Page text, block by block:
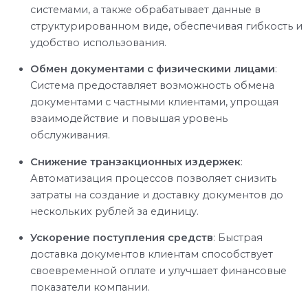
системами, а также обрабатывает данные в
структурированном виде, обеспечивая гибкость и
удобство использования.
Обмен документами с физическими лицами:
Система предоставляет возможность обмена
документами с частными клиентами, упрощая
взаимодействие и повышая уровень
обслуживания.
Снижение транзакционных издержек:
Автоматизация процессов позволяет снизить
затраты на создание и доставку документов до
нескольких рублей за единицу.
Ускорение поступления средств: Быстрая
доставка документов клиентам способствует
своевременной оплате и улучшает финансовые
показатели компании.